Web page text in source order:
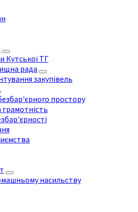
Кутської ТГ
рада
закупівель
простору
грамотність
насильству